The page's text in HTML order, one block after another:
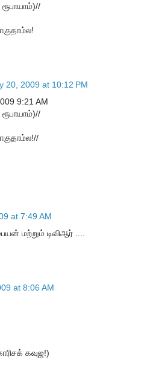
ரூபாயாம்)//
20, 2009 at 10:12 PM
9:21 AM
ரூபாயாம்)//
at 7:49 AM
மற்றும் டிவிஆர் ....
at 8:06 AM
கவுஜ!)